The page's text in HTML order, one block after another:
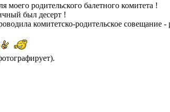
моего родительского балетного комитета !
был десерт !
комитетско-родительское